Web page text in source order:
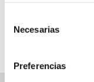
Necesarias
Preferencias